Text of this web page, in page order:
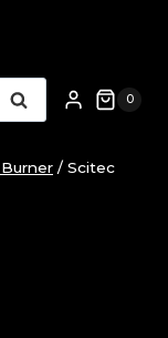
Suchen 0
/ Scitec